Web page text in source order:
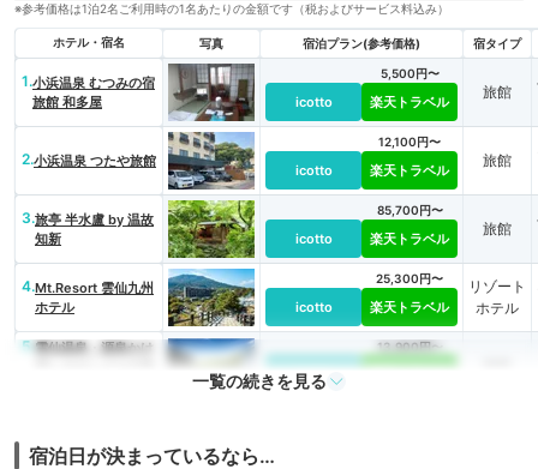
※参考価格は1泊2名ご利用時の1名あたりの金額です（税およびサービス料込み）
ホテル・宿名 写真 宿泊プラン(参考価格) 宿タイプ
1.小浜温泉 むつみの宿
旅館 和多屋
icotto
5,500円〜
楽天トラベル
旅館
2.小浜温泉 つたや旅館
icotto
12,100円〜
楽天トラベル
旅館
3.旅亭 半水盧 by 温故
知新
icotto
85,700円〜
楽天トラベル
旅館
4.Mt.Resort 雲仙九州
ホテル
icotto
25,300円〜
楽天トラベル
リゾート
ホテル
5. 雲仙温泉・源泉かけ
icotto
13,900円〜
一覧の続きを見る
宿泊日が決まっているなら…